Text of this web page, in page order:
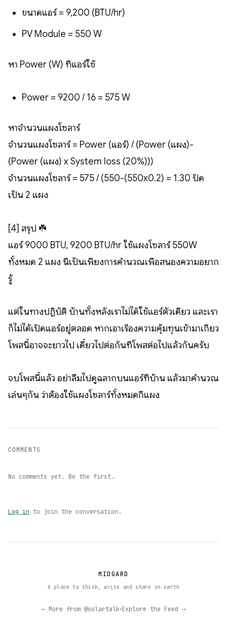
ขนาดแอร์ = 9,200 (BTU/hr)
PV Module = 550 W
หา Power (W) ที่แอร์ใช้
Power = 9200 / 16 = 575 W
หาจำนวนแผงโซลาร์
จำนวนแผงโซลาร์ = Power (แอร์) / (Power (แผง)-
(Power (แผง) x System loss (20%)))
จำนวนแผงโซลาร์ = 575 / (550-(550x0.2) = 1.30 ปัด
เป็น 2 แผง
[4] สรุป ☘️
แอร์ 9000 BTU, 9200 BTU/hr ใช้แผงโซลาร์ 550W
ทั้งหมด 2 แผง นี่เป็นเพียงการคำนวณเพื่อสนองความอยาก
รู้
แต่ในทางปฏิบัติ บ้านทั้งหลังเราไม่ได้ใช้แอร์ตัวเดียว และเรา
ก็ไม่ได้เปิดแอร์อยู่ตลอด หากเอาเรื่องความคุ้มทุนเข้ามาเกี่ยว
โพสนี้อาจจะยาวไป เดี๋ยวไปต่อกันที่โพสต่อไปแล้วกันครับ
จบโพสนี้แล้ว อย่าลืมไปดูฉลากบนแอร์ที่บ้าน แล้วมาคำนวณ
เล่นๆกัน ว่าต้องใช้แผงโซลาร์ทั้งหมดกี่แผง
COMMENTS
No comments yet. Be the first.
Log in to join the conversation.
MIDGARD
A place to think, write and share on earth
← More from @solartalk·Explore the Feed →